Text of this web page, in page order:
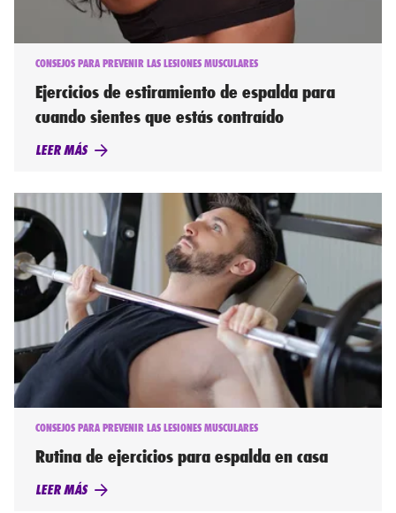
CONSEJOS PARA PREVENIR LAS LESIONES MUSCULARES
Ejercicios de estiramiento de espalda para
cuando sientes que estás contraído
LEER MÁS
CONSEJOS PARA PREVENIR LAS LESIONES MUSCULARES
Rutina de ejercicios para espalda en casa
LEER MÁS